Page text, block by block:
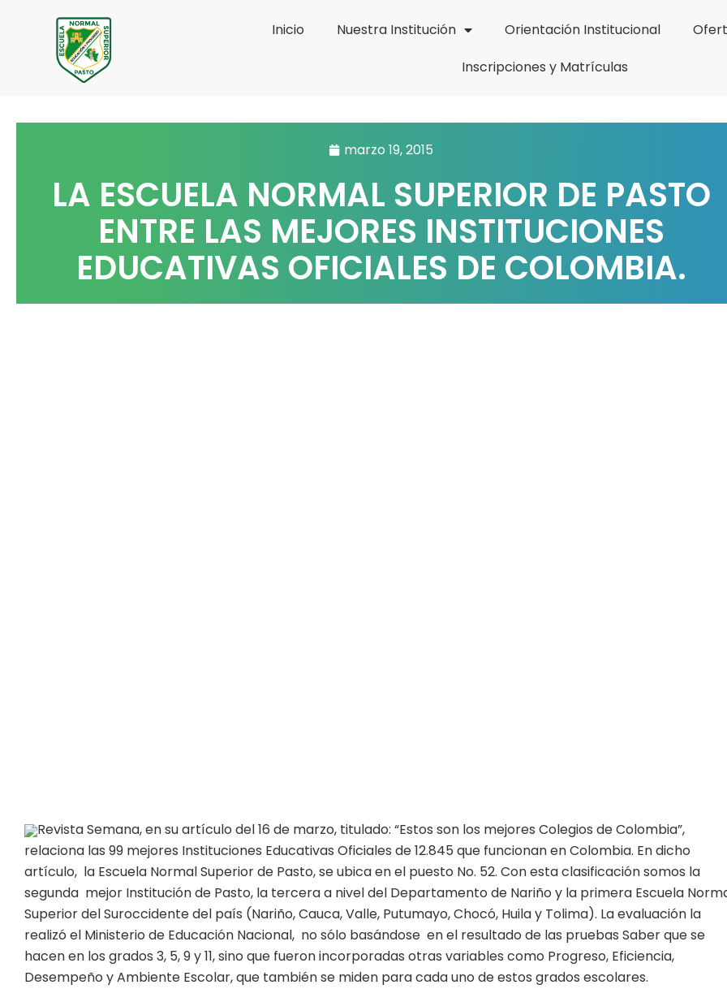
contenido
Inicio Nuestra Institución Orientación Institucional
Inscripciones y Matrículas
marzo 19, 2015
LA ESCUELA NORMAL SUPERIOR DE PASTO
ENTRE LAS MEJORES INSTITUCIONES
EDUCATIVAS OFICIALES DE COLOMBIA.
Revista Semana, en su artículo del 16 de marzo, titulado: “Estos son los mejores Colegios de Colombia”,
relaciona las 99 mejores Instituciones Educativas Oficiales de 12.845 que funcionan en Colombia. En dicho
artículo, la Escuela Normal Superior de Pasto, se ubica en el puesto No. 52. Con esta clasificación somos la
segunda mejor Institución de Pasto, la tercera a nivel del Departamento de Nariño y la primera Escuela
Superior del Suroccidente del país (Nariño, Cauca, Valle, Putumayo, Chocó, Huila y Tolima). La evaluación la
realizó el Ministerio de Educación Nacional, no sólo basándose en el resultado de las pruebas Saber que se
hacen en los grados 3, 5, 9 y 11, sino que fueron incorporadas otras variables como Progreso, Eficiencia,
Desempeño y Ambiente Escolar, que también se miden para cada uno de estos grados escolares.